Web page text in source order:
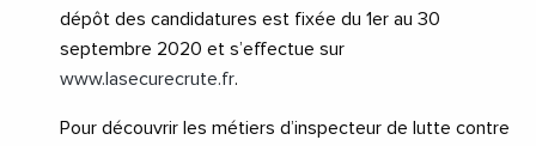
dépôt des candidatures est fixée du 1er au 30
septembre 2020 et s’effectue sur
www.lasecurecrute.fr.
Pour découvrir les métiers d’inspecteur de lutte contre